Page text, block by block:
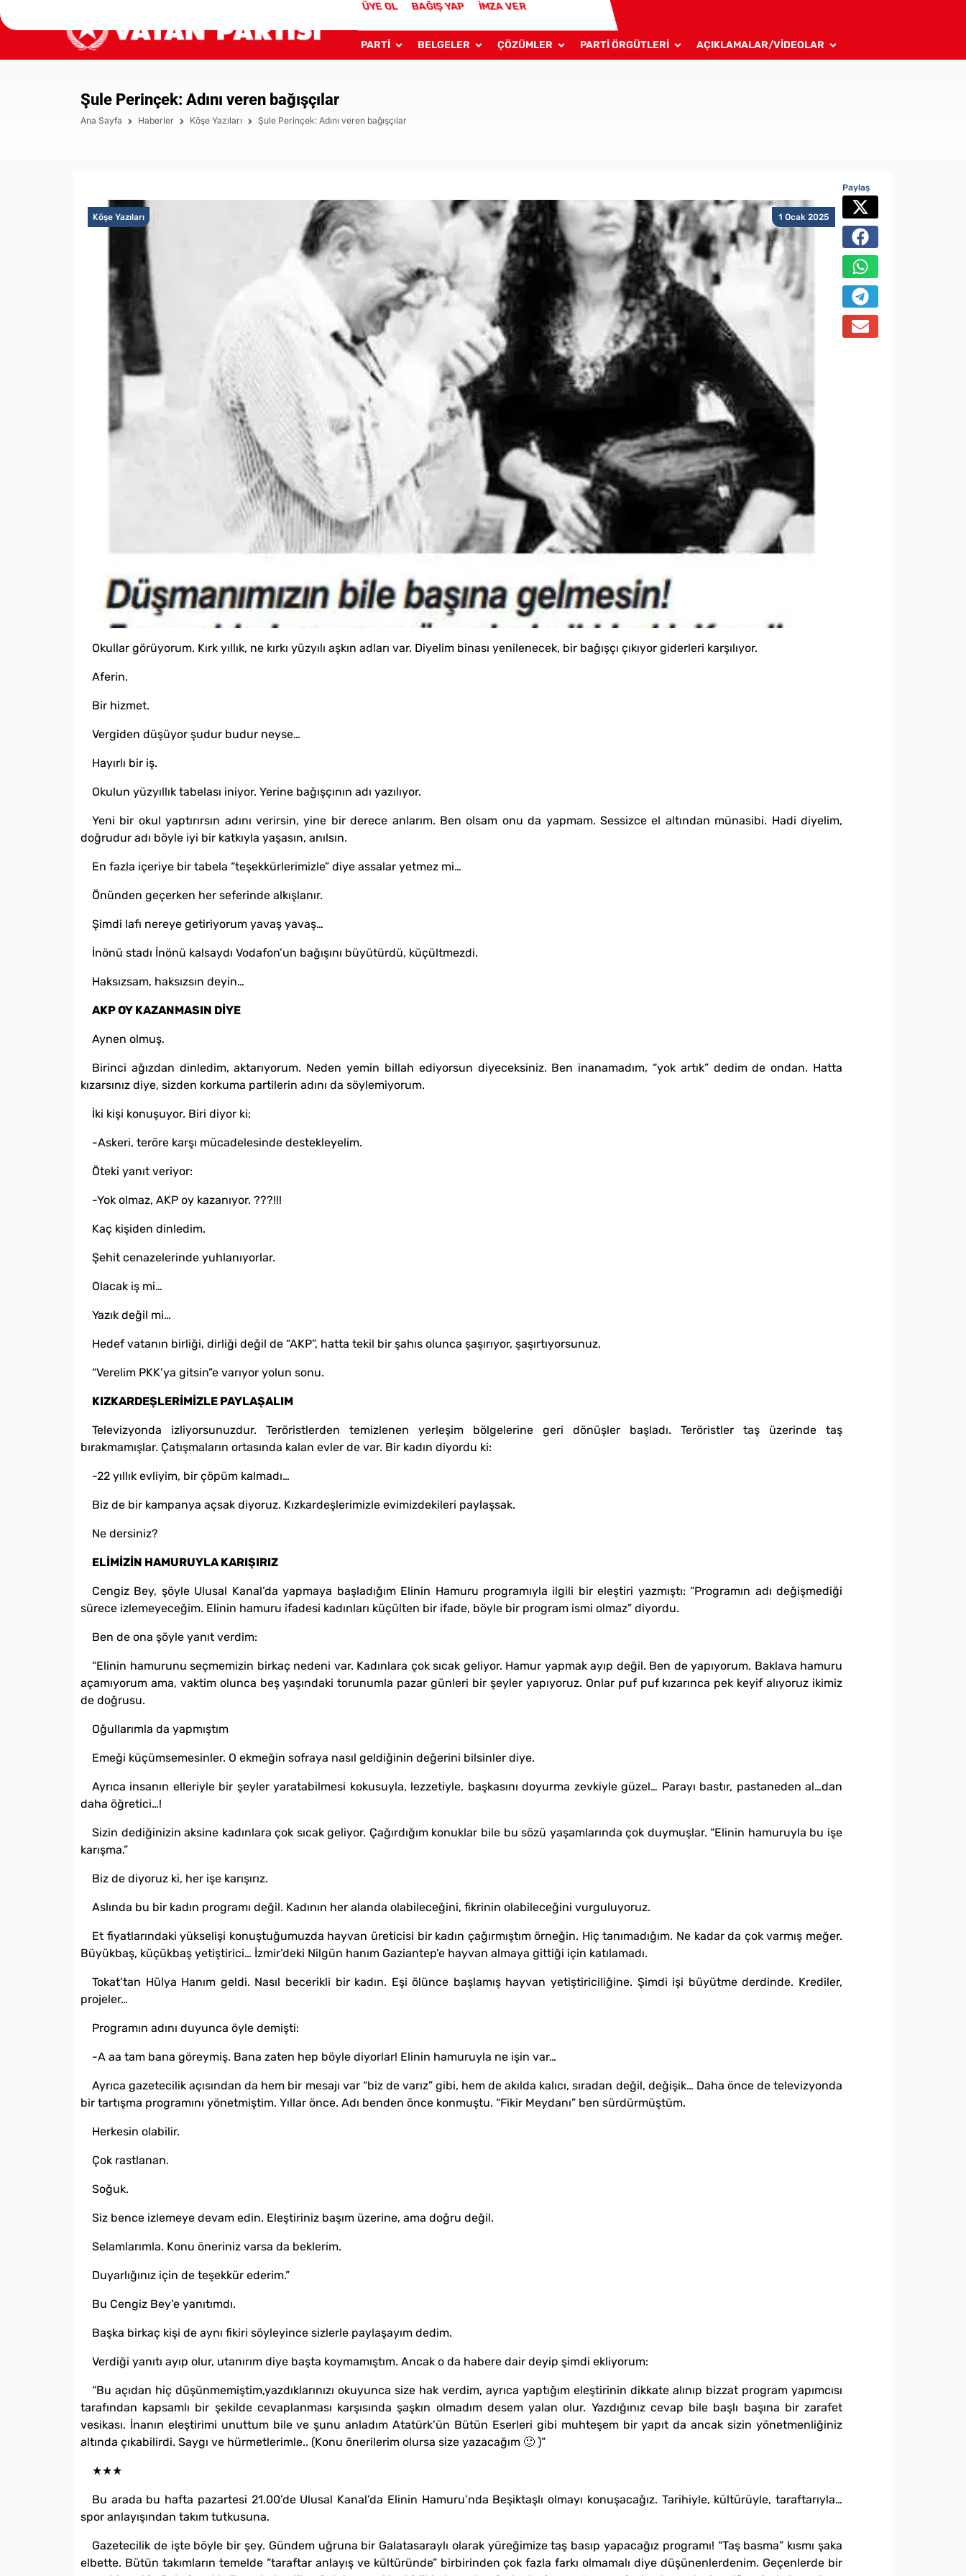
ÜYE OL BAĞIŞ YAP İMZA VER
PARTİ BELGELER ÇÖZÜMLER PARTİ ÖRGÜTLERİ AÇIKLAMALAR/VİDEOLAR
Şule Perinçek: Adını veren bağışçılar
Ana Sayfa Haberler Köşe Yazıları Şule Perinçek: Adını veren bağışçılar
1 Ocak 2025
Köşe Yazıları
Okullar görüyorum. Kırk yıllık, ne kırkı yüzyılı aşkın adları var. Diyelim binası yenilenecek, bir bağışçı çıkıyor giderleri karşılıyor.
Aferin.
Bir hizmet.
Vergiden düşüyor şudur budur neyse…
Hayırlı bir iş.
Okulun yüzyıllık tabelası iniyor. Yerine bağışçının adı yazılıyor.
Yeni bir okul yaptırırsın adını verirsin, yine bir derece anlarım. Ben olsam onu da yapmam. Sessizce el altından münasibi. Hadi diyelim,
doğrudur adı böyle iyi bir katkıyla yaşasın, anılsın.
En fazla içeriye bir tabela “teşekkürlerimizle” diye assalar yetmez mi…
Önünden geçerken her seferinde alkışlanır.
Şimdi lafı nereye getiriyorum yavaş yavaş…
İnönü stadı İnönü kalsaydı Vodafon’un bağışını büyütürdü, küçültmezdi.
Haksızsam, haksızsın deyin…
AKP OY KAZANMASIN DİYE
Aynen olmuş.
Birinci ağızdan dinledim, aktarıyorum. Neden yemin billah ediyorsun diyeceksiniz. Ben inanamadım, “yok artık” dedim de ondan. Hatta
kızarsınız diye, sizden korkuma partilerin adını da söylemiyorum.
İki kişi konuşuyor. Biri diyor ki:
-Askeri, teröre karşı mücadelesinde destekleyelim.
Öteki yanıt veriyor:
-Yok olmaz, AKP oy kazanıyor. ???!!!
Kaç kişiden dinledim.
Şehit cenazelerinde yuhlanıyorlar.
Olacak iş mi…
Yazık değil mi…
Hedef vatanın birliği, dirliği değil de “AKP”, hatta tekil bir şahıs olunca şaşırıyor, şaşırtıyorsunuz.
“Verelim PKK’ya gitsin”e varıyor yolun sonu.
KIZKARDEŞLERİMİZLE PAYLAŞALIM
Televizyonda izliyorsunuzdur. Teröristlerden temizlenen yerleşim bölgelerine geri dönüşler başladı. Teröristler taş üzerinde taş
bırakmamışlar. Çatışmaların ortasında kalan evler de var. Bir kadın diyordu ki:
-22 yıllık evliyim, bir çöpüm kalmadı…
Biz de bir kampanya açsak diyoruz. Kızkardeşlerimizle evimizdekileri paylaşsak.
Ne dersiniz?
ELİMİZİN HAMURUYLA KARIŞIRIZ
Cengiz Bey, şöyle Ulusal Kanal’da yapmaya başladığım Elinin Hamuru programıyla ilgili bir eleştiri yazmıştı: “Programın adı değişmediği
sürece izlemeyeceğim. Elinin hamuru ifadesi kadınları küçülten bir ifade, böyle bir program ismi olmaz” diyordu.
Ben de ona şöyle yanıt verdim:
“Elinin hamurunu seçmemizin birkaç nedeni var. Kadınlara çok sıcak geliyor. Hamur yapmak ayıp değil. Ben de yapıyorum. Baklava hamuru
açamıyorum ama, vaktim olunca beş yaşındaki torunumla pazar günleri bir şeyler yapıyoruz. Onlar puf puf kızarınca pek keyif alıyoruz ikimiz
de doğrusu.
Oğullarımla da yapmıştım
Emeği küçümsemesinler. O ekmeğin sofraya nasıl geldiğinin değerini bilsinler diye.
Ayrıca insanın elleriyle bir şeyler yaratabilmesi kokusuyla, lezzetiyle, başkasını doyurma zevkiyle güzel… Parayı bastır, pastaneden al…dan
daha öğretici…!
Sizin dediğinizin aksine kadınlara çok sıcak geliyor. Çağırdığım konuklar bile bu sözü yaşamlarında çok duymuşlar. “Elinin hamuruyla bu işe
karışma.”
Biz de diyoruz ki, her işe karışırız.
Aslında bu bir kadın programı değil. Kadının her alanda olabileceğini, fikrinin olabileceğini vurguluyoruz.
Et fiyatlarındaki yükselişi konuştuğumuzda hayvan üreticisi bir kadın çağırmıştım örneğin. Hiç tanımadığım. Ne kadar da çok varmış meğer.
Büyükbaş, küçükbaş yetiştirici… İzmir’deki Nilgün hanım Gaziantep’e hayvan almaya gittiği için katılamadı.
Tokat’tan Hülya Hanım geldi. Nasıl becerikli bir kadın. Eşi ölünce başlamış hayvan yetiştiriciliğine. Şimdi işi büyütme derdinde. Krediler,
projeler…
Programın adını duyunca öyle demişti:
-A aa tam bana göreymiş. Bana zaten hep böyle diyorlar! Elinin hamuruyla ne işin var…
Ayrıca gazetecilik açısından da hem bir mesajı var “biz de varız” gibi, hem de akılda kalıcı, sıradan değil, değişik… Daha önce de televizyonda
bir tartışma programını yönetmiştim. Yıllar önce. Adı benden önce konmuştu. “Fikir Meydanı” ben sürdürmüştüm.
Herkesin olabilir.
Çok rastlanan.
Soğuk.
Siz bence izlemeye devam edin. Eleştiriniz başım üzerine, ama doğru değil.
Selamlarımla. Konu öneriniz varsa da beklerim.
Duyarlığınız için de teşekkür ederim.”
Bu Cengiz Bey’e yanıtımdı.
Başka birkaç kişi de aynı fikiri söyleyince sizlerle paylaşayım dedim.
Verdiği yanıtı ayıp olur, utanırım diye başta koymamıştım. Ancak o da habere dair deyip şimdi ekliyorum:
“Bu açıdan hiç düşünmemiştim,yazdıklarınızı okuyunca size hak verdim, ayrıca yaptığım eleştirinin dikkate alınıp bizzat program yapımcısı
tarafından kapsamlı bir şekilde cevaplanması karşısında şaşkın olmadım desem yalan olur. Yazdığınız cevap bile başlı başına bir zarafet
vesikası. İnanın eleştirimi unuttum bile ve şunu anladım Atatürk’ün Bütün Eserleri gibi muhteşem bir yapıt da ancak sizin yönetmenliğiniz
altında çıkabilirdi. Saygı ve hürmetlerimle.. (Konu önerilerim olursa size yazacağım 🙂 )”
★★★
Bu arada bu hafta pazartesi 21.00’de Ulusal Kanal’da Elinin Hamuru’nda Beşiktaşlı olmayı konuşacağız. Tarihiyle, kültürüyle, taraftarıyla…
spor anlayışından takım tutkusuna.
Gazetecilik de işte böyle bir şey. Gündem uğruna bir Galatasaraylı olarak yüreğimize taş basıp yapacağız programı! “Taş basma” kısmı şaka
elbette. Bütün takımların temelde “taraftar anlayış ve kültüründe” birbirinden çok fazla farkı olmamalı diye düşünenlerdenim. Geçenlerde bir
Paylaş